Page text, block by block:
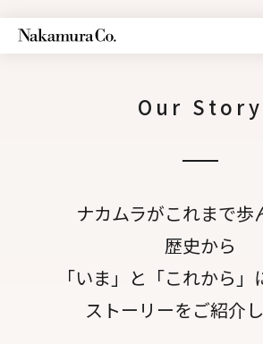
Our Story
ナカムラがこれまで歩
歴史から
「いま」と「これから」
ストーリーをご紹介し